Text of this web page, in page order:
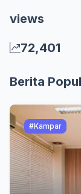
views
72,401
Berita
#Kampar